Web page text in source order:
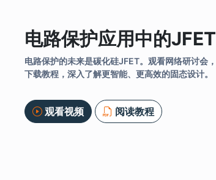
电路保护应用中的JFET
电路保护的未来是碳化硅JFET。观看网络研讨会，
下载教程，深入了解更智能、更高效的固态设计。
观看视频 阅读教程
Previous